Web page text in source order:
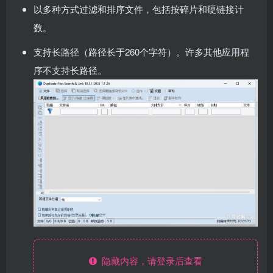
以多种方式过滤和排序文件，包括按碎片和硬链接计
数。
支持长路径（路径长于260个字符）。许多其他应用程
序不支持长路径。
隐藏内容，请登录后查看